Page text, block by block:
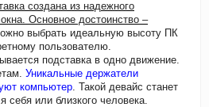
создана из надежного
Основное достоинство –
выбрать идеальную высоту ПК
пользователю.
подставка в одно движение.
Уникальные держатели
компьютер. Такой девайс станет
себя или близкого человека.